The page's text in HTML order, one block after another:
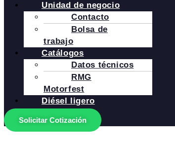
Unidad de negocio
Contacto
Bolsa de
trabajo
Catálogos
Datos técnicos
RMG
Motorfest
Diésel ligero
Solicitar Cotización